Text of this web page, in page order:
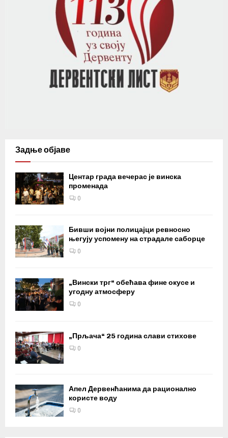
Задње објаве
Центар града вечерас је винска
променада
0
Бивши војни полицајци ревносно
његују успомену на страдале саборце
0
„Вински трг“ обећава фине окусе и
угодну атмосферу
0
„Прљача“ 25 година слави стихове
0
Апел Дервенћанима да рационално
користе воду
0